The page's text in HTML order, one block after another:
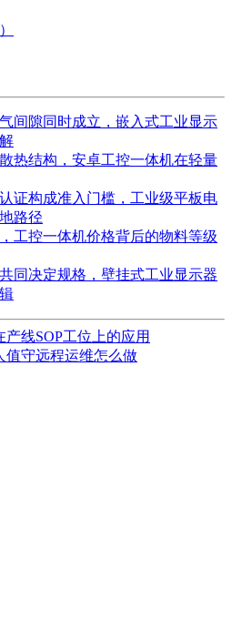
间隙同时成立，嵌入式工业显示
热结构，安卓工控一体机在轻量
证构成准入门槛，工业级平板电
路径
工控一体机价格背后的物料等级
同决定规格，壁挂式工业显示器
线SOP工位上的应用
值守远程运维怎么做